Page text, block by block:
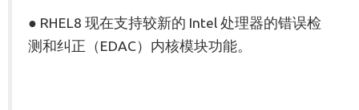
● RHEL8 现在支持较新的 Intel 处理器的错误检
测和纠正（EDAC）内核模块功能。